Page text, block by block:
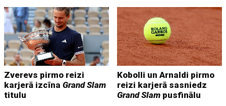
Zverevs pirmo reizi
karjerā izcīnaGrand Slam
titulu
Kobolli un Arnaldi pirmo
reizi karjerā sasniedz
Grand Slam pusfinālu